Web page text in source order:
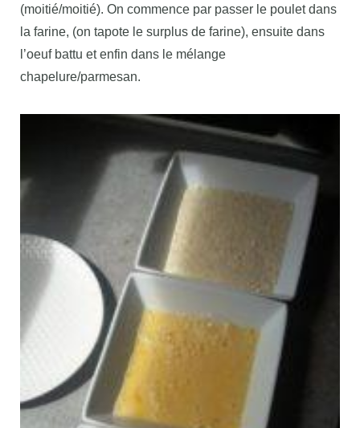
(moitié/moitié). On commence par passer le poulet dans
la farine, (on tapote le surplus de farine), ensuite dans
l’oeuf battu et enfin dans le mélange
chapelure/parmesan.